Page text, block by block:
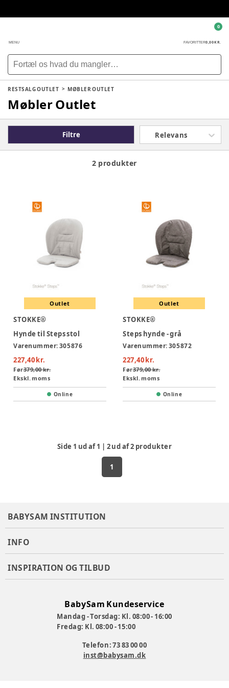
MENU FAVORITTER0,00 KR.
0
RESTSALG OUTLET MØBLER OUTLET
Møbler Outlet
Filtre Relevans
2 produkter
Outlet
STOKKE®
Hynde til Steps stol
Varenummer:305876
227,40 kr.
Før379,00 kr.
Ekskl. moms
Online
Outlet
STOKKE®
Steps hynde - grå
Varenummer:305872
227,40 kr.
Før379,00 kr.
Ekskl. moms
Online
Side 1 ud af1 2ud af2 produkter
1
BABYSAM INSTITUTION
INFO
INSPIRATION OG TILBUD
BabySam Kundeservice
Mandag - Torsdag: Kl. 08:00 - 16:00
Fredag: Kl. 08:00 - 15:00
Telefon: 73 83 00 00
inst@babysam.dk